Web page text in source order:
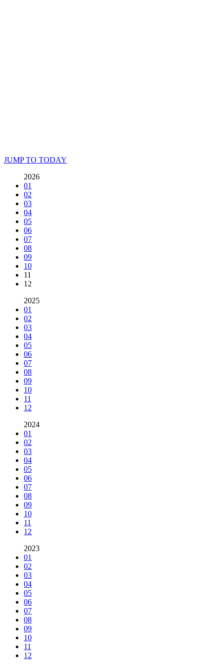
●Livepocket
JUMP TO TODAY
2026
01
02
03
04
05
06
07
08
09
10
11
12
2025
01
02
03
04
05
06
07
08
09
10
11
12
2024
01
02
03
04
05
06
07
08
09
10
11
12
2023
01
02
03
04
05
06
07
08
09
10
11
12